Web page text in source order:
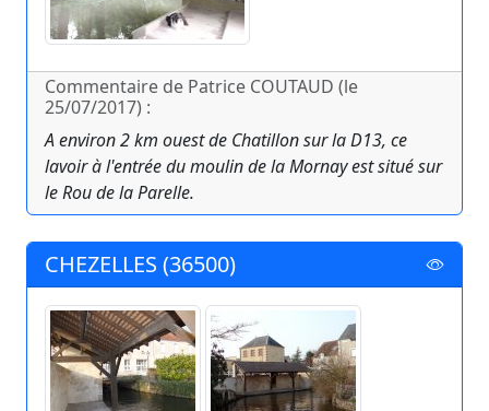
Commentaire de Patrice COUTAUD (le
25/07/2017) :
A environ 2 km ouest de Chatillon sur la D13, ce
lavoir à l'entrée du moulin de la Mornay est situé sur
le Rou de la Parelle.
CHEZELLES (36500)